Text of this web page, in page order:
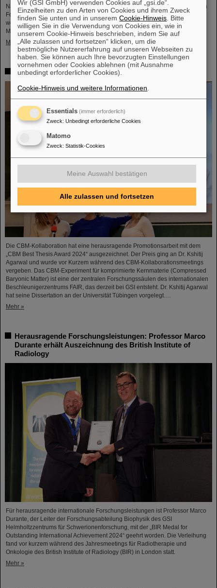
Nachwuchsförderung und die Wissensvermittlung künftig noch stärker in den
Fokus. Mit dem neuen SCIENCE POP-UP in der Darmstädter Innenstadt
wollen GSI/FAIR Jung und Alt für Wissenschaft und Technik begeistern: ein
Mitmachraum mit Wissenschaft zum Anfassen ...
Mehr »
„CBM Best Thesis Award“ geht an Dr. Kshitij Agarwal
Die CBM-Kollaboration hat eine herausragende Promotionsarbeit mit dem
„CBM Best Thesis Award 2024“ ausgezeichnet. Der Preis ging an Dr. Kshitij
Agarwal und wurde vor Kurzem während des CBM-Kollaborationsmeetings
vergeben. Das CBM-Experiment für komprimierte Kernmaterie (Compressed
Baryonic Matter) ist eine der zentralen Forschungssäulen des internationalen
Beschleunigerzentrums FAIR, das derzeit bei GSI entsteht. Dr. Kshitij Agarwal
hat seine Dissertation an der Universität Tübingen vorgelegt.…
Mehr »
Herausragende Forschungsleistungen: Professor Marco
Durante erhält Auszeichnung des British Institute of
Radiology
Für herausragende internationale Forschungsleistungen ist Professor Marco
Durante, der Leiter der Forschungsabteilung Biophysik des GSI
Helmholtzzentrums für Schwerionenforschung, mit der „BIR Medal for
Outstanding International Achievement 2024“ geehrt worden. Die Verleihung
fand vor kurzem während des Jahresmeetings für Radiotherapie und
Onkologie des British Institute of Radiology (BIR) in London statt.
Mehr »
Wir (GSI GmbH) verwenden Cookies auf „gsi.de“.
Einzelheiten zu den Arten von Cookies und ihrem Zweck
finden Sie unten und in unseremCookie-Hinweis . Bitte
willigen Sie in die Verwendung von Cookies ein, wie in
unserem Cookie-Hinweis beschrieben, indem Sie auf
„Alle zulassen und fortsetzen“ klicken, um die
bestmögliche Nutzererfahrung auf unseren Webseiten zu
haben. Sie können auch Ihre bevorzugten Einstellungen
vornehmen oder Cookies ablehnen (mit Ausnahme
unbedingt erforderlicher Cookies).
Cookie-Hinweis und weitere Informationen
Essentials (immer erforderlich)
Zweck: Unbedingt erforderliche Cookies
Matomo
Zweck: Statistik-Cookies
Meine Auswahl bestätigen
Alle zulassen und fortsetzen